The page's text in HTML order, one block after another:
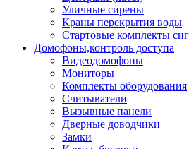
Уличные сирены
Краны перекрытия воды
Стартовые комплекты
Домофоны,контроль доступа
Видеодомофоны
Мониторы
Комплекты оборудования
Считыватели
Вызывные панели
Дверные доводчики
Замки